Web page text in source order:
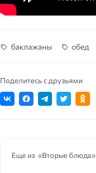
баклажаны обед
Поделитесь с друзьями
Еще из «Вторые блюда»